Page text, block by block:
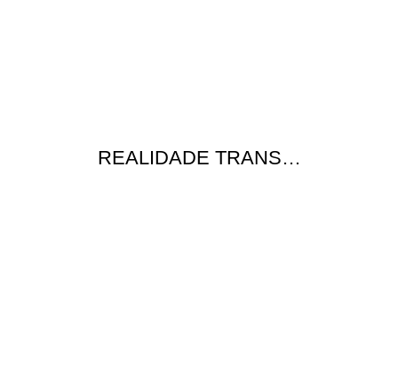
REALIDADE TRANS…